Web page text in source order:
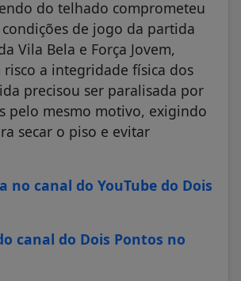
do telhado comprometeu
de jogo da partida
Vila Bela e Força Jovem,
risco a integridade física dos
precisou ser paralisada por
pelo mesmo motivo, exigindo
secar o piso e evitar
no canal do YouTube do Dois
canal do Dois Pontos no